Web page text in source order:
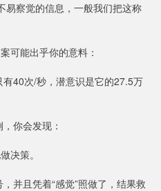
易察觉的信息，一般我们把这称
可能出乎你的意料：
40次/秒，潜意识是它的27.5万
你会发现：
决策。
并且凭着“感觉”照做了，结果救